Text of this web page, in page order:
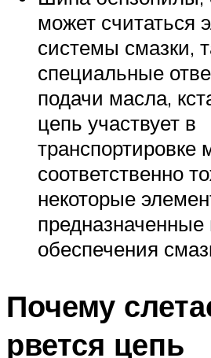
может считаться
системы смазки,
специальные
подачи масла,
цепь участвует в
транспортировке
соответственно
некоторые
обеспечения
Почему
рвется цепь